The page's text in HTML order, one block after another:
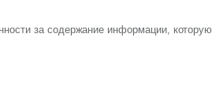
за содержание информации,